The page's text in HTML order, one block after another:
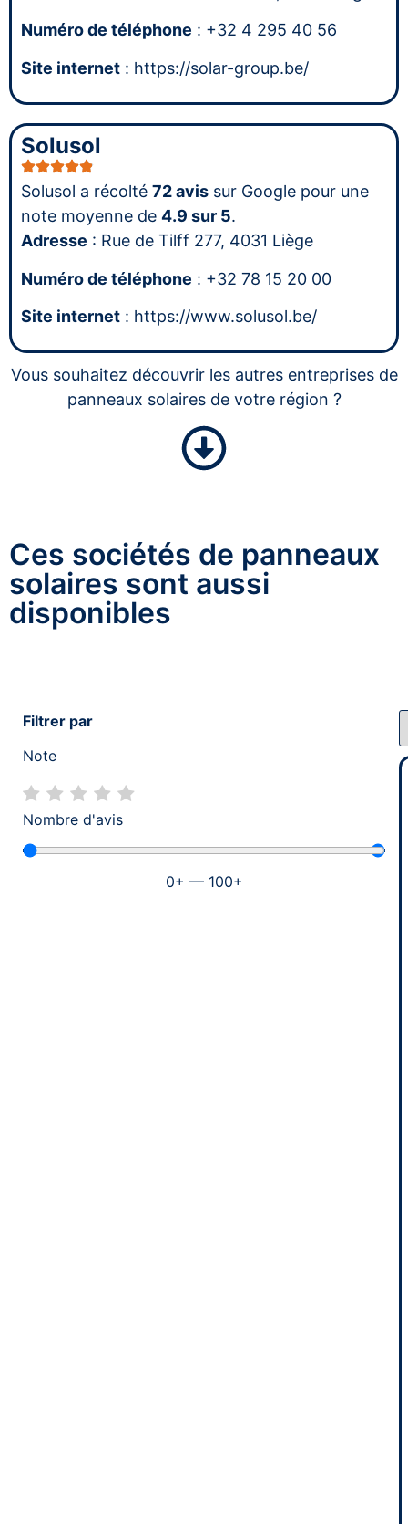
Numéro de téléphone : +32 4 295 40 56
Site internet : https://solar-group.be/
Solusol
Solusol a récolté 72 avis sur Google pour une
note moyenne de 4.9 sur 5.
Adresse : Rue de Tilff 277, 4031 Liège
Numéro de téléphone : +32 78 15 20 00
Site internet : https://www.solusol.be/
Vous souhaitez découvrir les autres entreprises de
panneaux solaires de votre région ?
Ces sociétés de panneaux
solaires sont aussi
disponibles
Filtrer par
Note
Nombre d'avis
0+ — 100+